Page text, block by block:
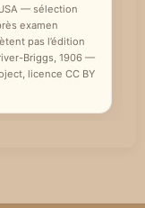
— sélection
examen
pas l’édition
Briggs, 1906 —
licence CC BY